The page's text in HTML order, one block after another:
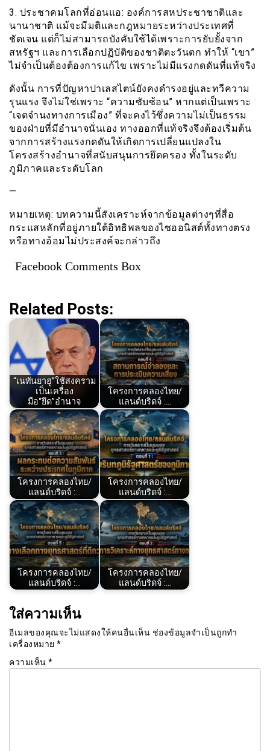
3. ประชาคมโลกที่อ่อนแอ: องค์การสหประชาชาติและ
นานาชาติ แม้จะมีมติและกฎหมายระหว่างประเทศที่
ชัดเจน แต่ก็ไม่สามารถบังคับใช้ได้เพราะการยับยั้งจาก
สหรัฐฯ และการเลือกปฏิบัติของชาติตะวันตก ทำให้ “เขา”
ไม่จำเป็นต้องต้องการแก้ไข เพราะไม่มีแรงกดดันที่แท้จริง
ดังนั้น การที่ปัญหาปาเลสไตน์ยังคงดำรงอยู่และทวีความ
รุนแรง จึงไม่ใช่เพราะ “ความซับซ้อน” หากแต่เป็นเพราะ
“เจตจำนงทางการเมือง” ที่จะคงไว้ซึ่งความไม่เป็นธรรม
ของฝ่ายที่มีอำนาจนั่นเอง ทางออกที่แท้จริงจึงต้องเริ่มต้น
จากการสร้างแรงกดดันให้เกิดการเปลี่ยนแปลงใน
โครงสร้างอำนาจที่สนับสนุนการยึดครอง ทั้งในระดับ
ภูมิภาคและระดับโลก
—
หมายเหตุ: บทความนี้สังเคราะห์จากข้อมูลต่างๆที่สื่อ
กระแสหลักที่อยู่ภายใต้อิทธิพลของไซออนิสต์ทั้งทางตรง
หรือทางอ้อมไม่ประสงค์จะกล่าวถึง
Facebook Comments Box
Related Posts:
“เนทันยาฮู”ใช้สงคราม
เป็นเครื่อง
มือ“ยึด”อำนาจ
โครงการคลองไทย/
แลนด์บริดจ์ :…
โครงการคลองไทย/
แลนด์บริดจ์ :…
โครงการคลองไทย/
แลนด์บริดจ์ :…
โครงการคลองไทย/
แลนด์บริดจ์ :…
โครงการคลองไทย/
แลนด์บริดจ์ :…
ใส่ความเห็น
อีเมลของคุณจะไม่แสดงให้คนอื่นเห็น ช่องข้อมูลจำเป็นถูกทำ
เครื่องหมาย *
ความเห็น *